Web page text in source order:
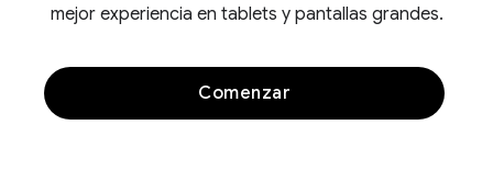
mejor experiencia en tablets y pantallas grandes.
Comenzar